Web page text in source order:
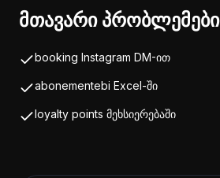
მთავარი პრობლემები
booking Instagram DM-ით
abonementebi Excel-ში
loyalty points მეხსიერებაში